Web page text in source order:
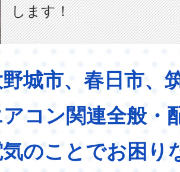
します！
城市、春日市、
コン関連全般・
のことでお困り